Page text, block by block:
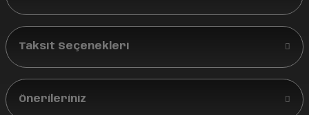
Taksit Seçenekleri
Önerileriniz